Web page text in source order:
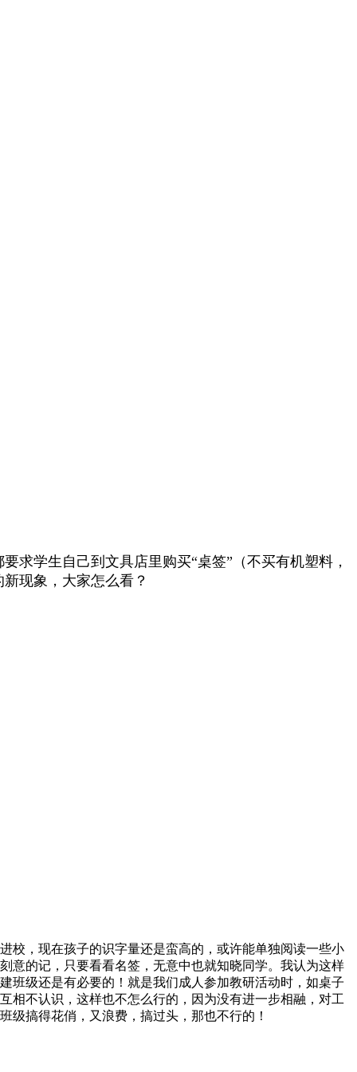
求学生自己到文具店里购买“桌签”（不买有机塑料，
现象，大家怎么看？
校，现在孩子的识字量还是蛮高的，或许能单独阅读一些小
意的记，只要看看名签，无意中也就知晓同学。我认为这样
班级还是有必要的！就是我们成人参加教研活动时，如桌子
相不认识，这样也不怎么行的，因为没有进一步相融，对工
级搞得花俏，又浪费，搞过头，那也不行的！